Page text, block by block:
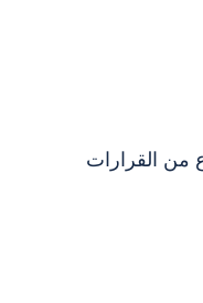
من القرارات